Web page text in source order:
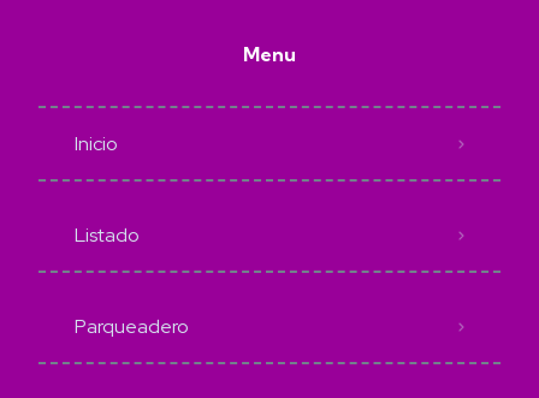
Menu
Inicio
Listado
Parqueadero